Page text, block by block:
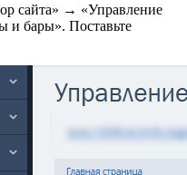
сайта» → «Управление
и бары». Поставьте